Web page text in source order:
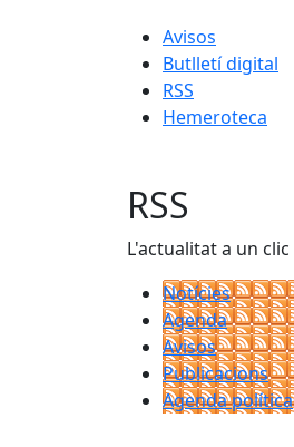
Avisos
Butlletí digital
RSS
Hemeroteca
RSS
L'actualitat a un clic
Notícies
Agenda
Avisos
Publicacions
Agenda política